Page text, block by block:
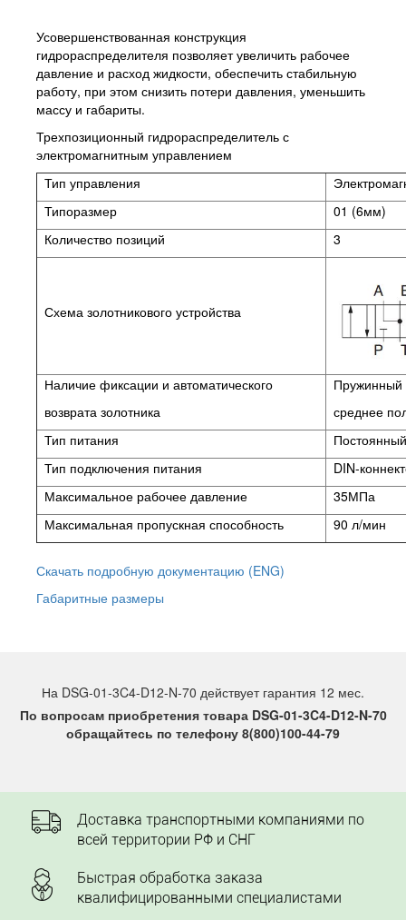
Усовершенствованная конструкция
гидрораспределителя позволяет увеличить рабочее
давление и расход жидкости, обеспечить стабильную
работу, при этом снизить потери давления, уменьшить
массу и габариты.
Трехпозиционный гидрораспределитель с
электромагнитным управлением
Тип управления
Типоразмер
01 (6мм)
Количество позиций
3
Схема золотникового устройства
Наличие фиксации и автоматического
возврата золотника
Пружинный
среднее
Тип питания
Тип подключения питания
DIN-
Максимальное рабочее давление
35МПа
Максимальная пропускная способность
90 л/мин
Скачать подробную документацию (ENG)
Габаритные размеры
На DSG-01-3C4-D12-N-70 действует гарантия 12 мес.
По вопросам приобретения товара DSG-01-3C4-D12-N-70
обращайтесь по телефону 8(800)100-44-79
Доставка транспортными компаниями по
всей территории РФ и СНГ
Быстрая обработка заказа
квалифицированными специалистами